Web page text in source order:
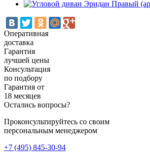
Оперативная
доставка
Гарантия
лучшей цены
Консультация
по подбору
Гарантия от
18 месяцев
Остались вопросы?
Проконсультируйтесь со своим
персональным менеджером
+7 (495) 845-30-94